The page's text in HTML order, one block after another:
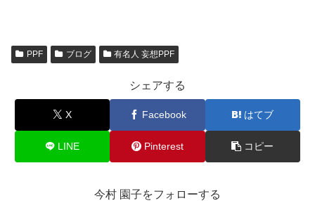
PPF ブログ 有名人 妄想PPF
シェアする
X Facebook はてブ
LINE Pinterest コピー
今村 園子をフォローする